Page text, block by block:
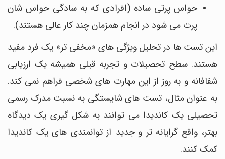
حواس پرتی ساده (افرادی که به سادگی حواس شان
پرت می شود در انجام همزمان چند کار عالی هستند).
این تست ها در تحلیل ویژگی های «مخفی تر» یک فرد مفید
هستند. سطح تحصیلات و تجربه قبلی همیشه یک ارزیابی
شفافانه و به روز از این مهارت های شخصی فراهم نمی کند.
به عنوان مثال، تست های شایستگی به نسبت مدرک رسمی
تحصیلی یک کاندیدا می توانند به شکل گیری یک دیدگاه
بهتر، واقع گرایانه تر و جدید از توانمندی های یک کاندیدا
کمک کنند.